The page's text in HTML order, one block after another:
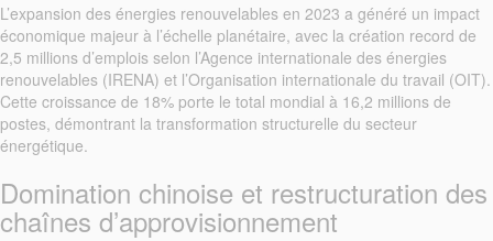
L’expansion des énergies renouvelables en 2023 a généré un impact
économique majeur à l’échelle planétaire, avec la création record de
2,5 millions d’emplois selon l’Agence internationale des énergies
renouvelables (IRENA) et l’Organisation internationale du travail (OIT).
Cette croissance de 18% porte le total mondial à 16,2 millions de
postes, démontrant la transformation structurelle du secteur
énergétique.
Domination chinoise et restructuration des
chaînes d’approvisionnement